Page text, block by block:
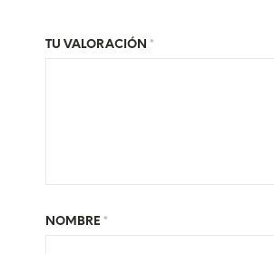
TU VALORACIÓN *
NOMBRE *